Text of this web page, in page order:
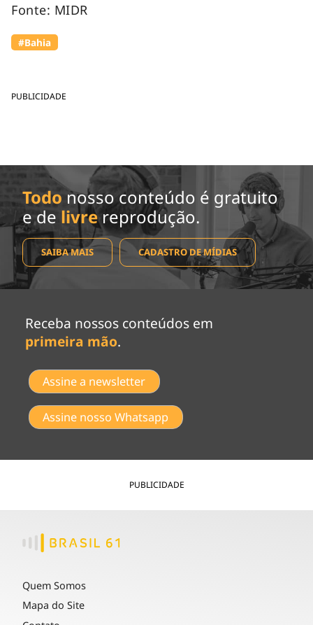
PUBLICIDADE
Fonte: MIDR
#Bahia
Todo nosso conteúdo é gratuito
e de livrereprodução.
SAIBA MAIS CADASTRO DE MÍDIAS
Receba nossos conteúdos em
primeira mão.
Assine a newsletter
Assine nosso Whatsapp
PUBLICIDADE
Quem Somos
Mapa do Site